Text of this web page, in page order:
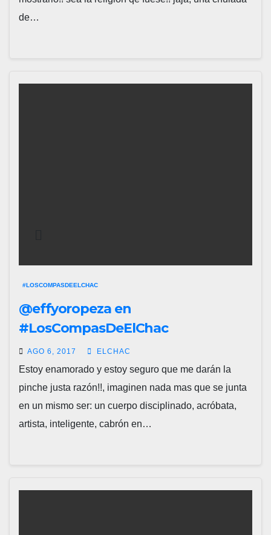
de…
#LOSCOMPASDEELCHAC
@effyoropeza en
#LosCompasDeElChac
AGO 6, 2017 ELCHAC
Estoy enamorado y estoy seguro que me darán la
pinche justa razón!!, imaginen nada mas que se junta
en un mismo ser: un cuerpo disciplinado, acróbata,
artista, inteligente, cabrón en…